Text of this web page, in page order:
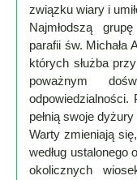
wydarzeń...
Mapa
zdjęciami
Mapa
Mapa
związku wiary i
Najmłodszą
parafii św. Michała
których służba
poważnym
odpowiedzialności.
pełnią swoje
Warty zmieniają
według ustalonego
okolicznych